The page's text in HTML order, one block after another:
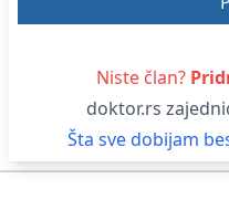
Niste član?
doktor.rs
Šta sve dobijam